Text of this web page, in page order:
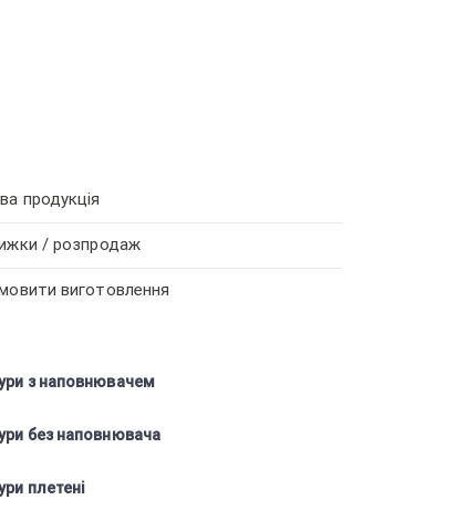
продукція
/ розпродаж
виготовлення
з наповнювачем
без наповнювача
плетені